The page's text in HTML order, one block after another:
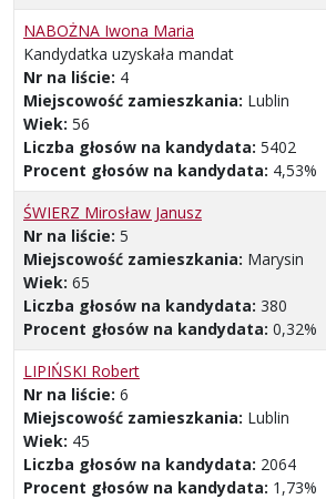
NABOŻNA Iwona Maria
Kandydatka uzyskała mandat
Nr na liście: 4
Miejscowość zamieszkania: Lublin
Wiek: 56
Liczba głosów na kandydata: 5402
Procent głosów na kandydata: 4,53%
ŚWIERZ Mirosław Janusz
Nr na liście: 5
Miejscowość zamieszkania: Marysin
Wiek: 65
Liczba głosów na kandydata: 380
Procent głosów na kandydata: 0,32%
LIPIŃSKI Robert
Nr na liście: 6
Miejscowość zamieszkania: Lublin
Wiek: 45
Liczba głosów na kandydata: 2064
Procent głosów na kandydata: 1,73%